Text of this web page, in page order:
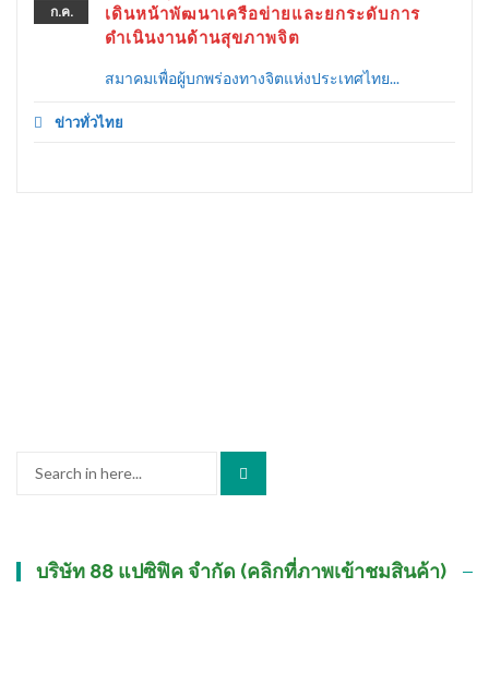
ก.ค.
เดินหน้าพัฒนาเครือข่ายและยกระดับการ
ดำเนินงานด้านสุขภาพจิต
สมาคมเพื่อผู้บกพร่องทางจิตแห่งประเทศไทย...
ข่าวทั่วไทย
บริษัท 88 แปซิฟิค จำกัด (คลิกที่ภาพเข้าชมสินค้า)